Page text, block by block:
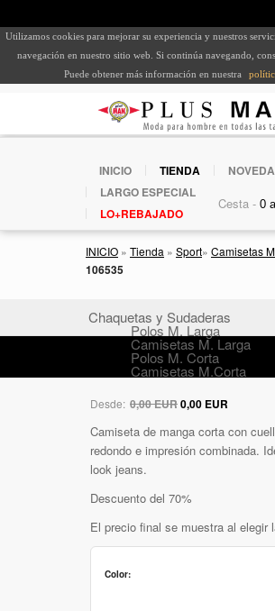
Utilizamos cookies para mejorar su experiencia y nuestros
navegación en nuestro sitio web. Si continúa navegando,
Puede obtener más información en nuestra
INICIO TIENDA
LARGO ESPECIAL
LO+REBAJADO
Cesta -
INICIO » Tienda » Sport» Camisetas
106535
Chaquetas y Sudaderas
Polos M. Larga
Camisetas M. Larga
Polos M. Corta
Camisetas M.Corta
Desde: 0,00 EUR0,00 EUR
Camiseta de manga corta con
redondo e impresión combinada.
look jeans.
Descuento del 70%
El precio final se muestra al elegir
Color: